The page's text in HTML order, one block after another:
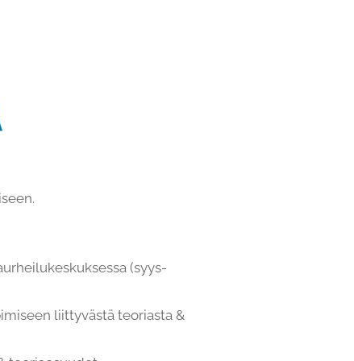
(syys-
liittyvästä teoriasta &